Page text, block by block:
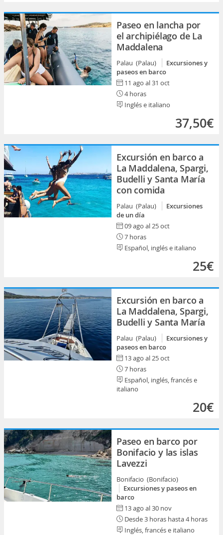
Paseo en lancha por
el archipiélago de La
Maddalena
Palau (Palau)
Excursiones y
paseos en barco
11 ago al 31 oct
4 horas
Inglés e italiano
37,50€
Excursión en barco a
La Maddalena, Spargi,
Budelli y Santa María
con comida
Palau (Palau)
Excursiones
de un día
09 ago al 25 oct
7 horas
Español, inglés e italiano
25€
Excursión en barco a
La Maddalena, Spargi,
Budelli y Santa María
Palau (Palau)
Excursiones y
paseos en barco
13 ago al 25 oct
7 horas
Español, inglés, francés e
italiano
20€
Paseo en barco por
Bonifacio y las islas
Lavezzi
Bonifacio (Bonifacio)
Excursiones y paseos en
barco
13 ago al 30 nov
Desde 3 horas hasta 4 horas
Inglés, francés e italiano